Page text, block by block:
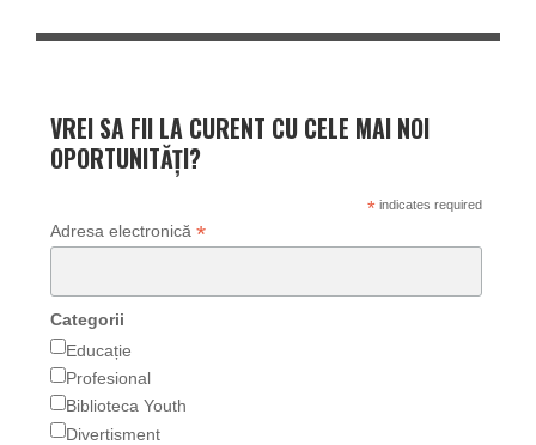
VREI SA FII LA CURENT CU CELE MAI NOI
OPORTUNITĂȚI?
*indicates required
Adresa electronică *
Categorii
Educație
Profesional
Biblioteca Youth
Divertisment